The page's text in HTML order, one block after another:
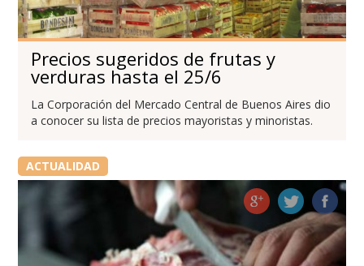
Precios sugeridos de frutas y
verduras hasta el 25/6
La Corporación del Mercado Central de Buenos Aires dio
a conocer su lista de precios mayoristas y minoristas.
ACTUALIDAD